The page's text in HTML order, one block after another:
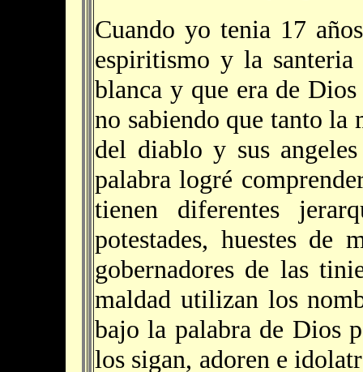
Cuando yo tenia 17
espiritismo y la
blanca y que era de
no sabiendo que tanto la
del diablo y sus
palabra logré
tienen diferentes
potestades, huestes de
gobernadores de las
maldad utilizan los
bajo la palabra de Dios
los sigan, adoren e